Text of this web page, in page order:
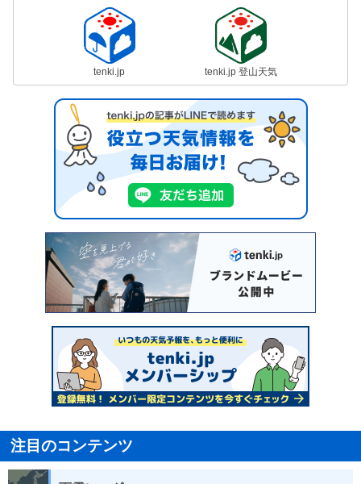
tenki.jp tenki.jp 登山天気
注目のコンテンツ